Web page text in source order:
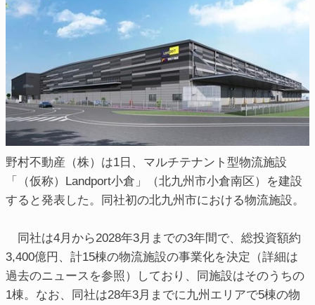
野村不動産（株）は1日、マルチテナント型物流施設
「（仮称）Landport小倉」（北九州市小倉南区）を建設
すると発表した。同社初の北九州市における物流施設。
同社は4月から2028年3月までの3年間で、総投資額約
3,400億円、計15棟の物流施設の事業化を決定（詳細は
過去のニュースを参照）しており、同施設はそのうちの
1棟。なお、同社は28年3月までに九州エリアで5棟の物